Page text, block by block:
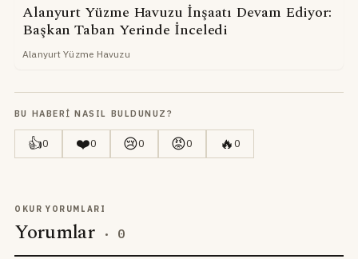
Alanyurt Yüzme Havuzu İnşaatı Devam Ediyor:
Başkan Taban Yerinde İnceledi
Alanyurt Yüzme Havuzu
BU HABERI NASIL BULDUNUZ?
👍0 ❤️0 😢0 😡0 🔥0
OKUR YORUMLARI
Yorumlar · 0